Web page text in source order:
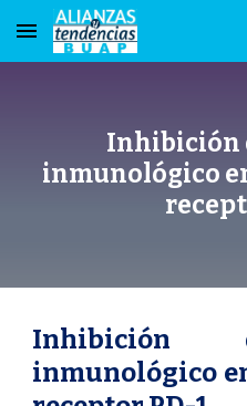
Skip to main content
Inhibición
inmunológico
Inhibición
inmunológico